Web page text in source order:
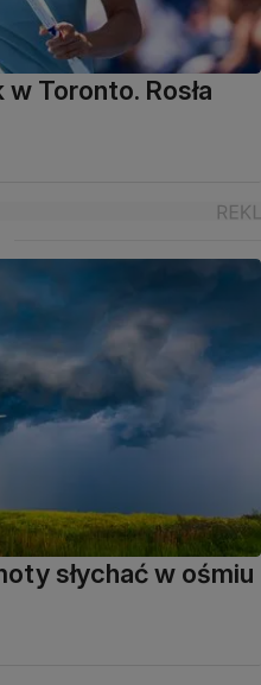
Toronto. Rosła
słychać w ośmiu